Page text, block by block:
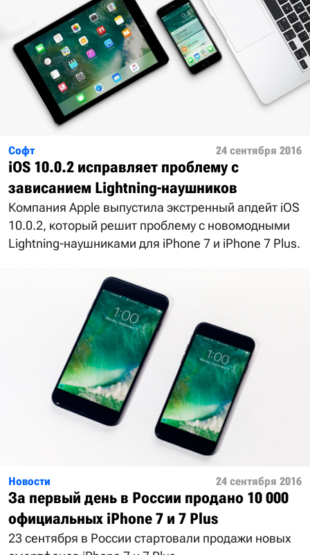
Софт 24 сентября 2016
iOS 10.0.2 исправляет проблему с
зависанием Lightning-наушников
Компания Apple выпустила экстренный апдейт iOS
10.0.2, который решит проблему с новомодными
Lightning-наушниками для iPhone 7 и iPhone 7 Plus.
Новости 24 сентября 2016
За первый день в России продано 10 000
официальных iPhone 7 и 7 Plus
23 сентября в России стартовали продажи новых